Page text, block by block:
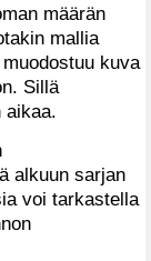
määrän
mallia
kuva
Sillä
aikaa.
alkuun sarjan
voi tarkastella